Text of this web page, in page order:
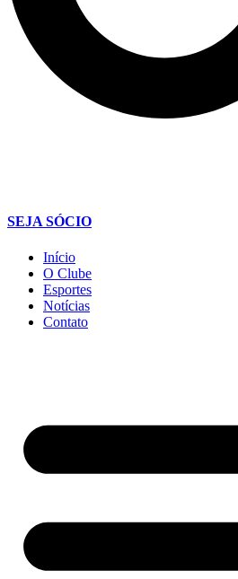
SEJA SÓCIO
Início
O Clube
Esportes
Notícias
Contato